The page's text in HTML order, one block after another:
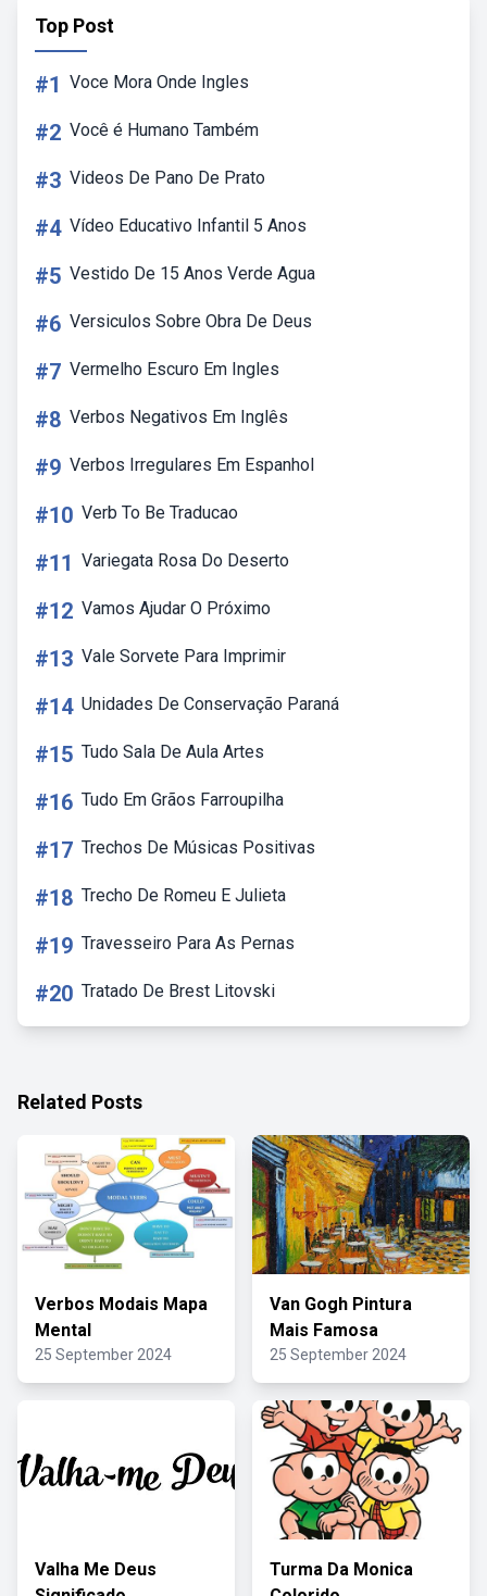
Top Post
#1 Voce Mora Onde Ingles
#2 Você é Humano Também
#3 Videos De Pano De Prato
#4 Vídeo Educativo Infantil 5 Anos
#5 Vestido De 15 Anos Verde Agua
#6 Versiculos Sobre Obra De Deus
#7 Vermelho Escuro Em Ingles
#8 Verbos Negativos Em Inglês
#9 Verbos Irregulares Em Espanhol
#10 Verb To Be Traducao
#11 Variegata Rosa Do Deserto
#12 Vamos Ajudar O Próximo
#13 Vale Sorvete Para Imprimir
#14 Unidades De Conservação Paraná
#15 Tudo Sala De Aula Artes
#16 Tudo Em Grãos Farroupilha
#17 Trechos De Músicas Positivas
#18 Trecho De Romeu E Julieta
#19 Travesseiro Para As Pernas
#20 Tratado De Brest Litovski
Related Posts
Verbos Modais Mapa
Mental
25 September 2024
Van Gogh Pintura
Mais Famosa
25 September 2024
Valha Me Deus
Turma Da Monica